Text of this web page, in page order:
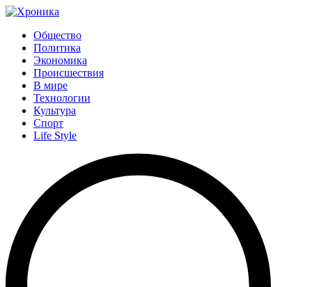
Общество
Политика
Экономика
Происшествия
В мире
Технологии
Культура
Спорт
Life Style